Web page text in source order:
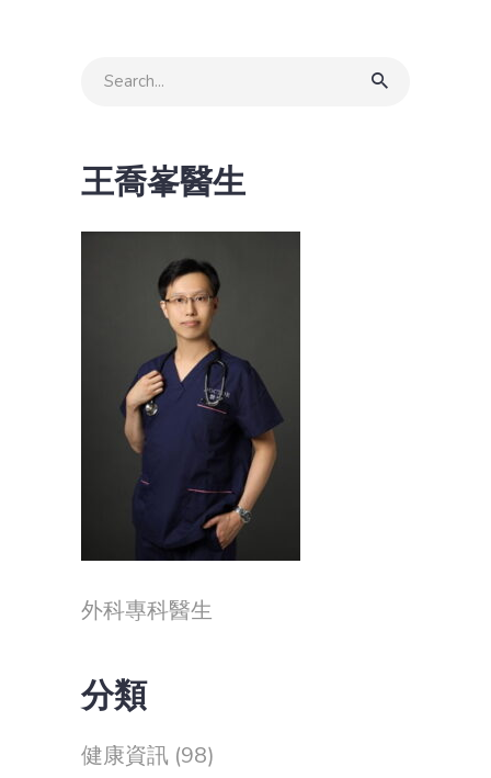
Search
王喬峯醫生
外科專科醫生
分類
健康資訊 (98)